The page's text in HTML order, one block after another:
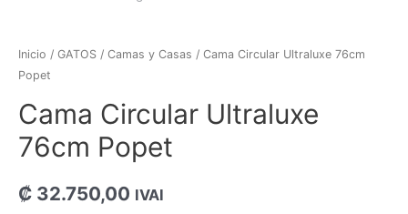
Inicio / GATOS / Camas y Casas / Cama Circular Ultraluxe 76cm
Popet
Cama Circular Ultraluxe
76cm Popet
₡ 32.750,00 IVAI